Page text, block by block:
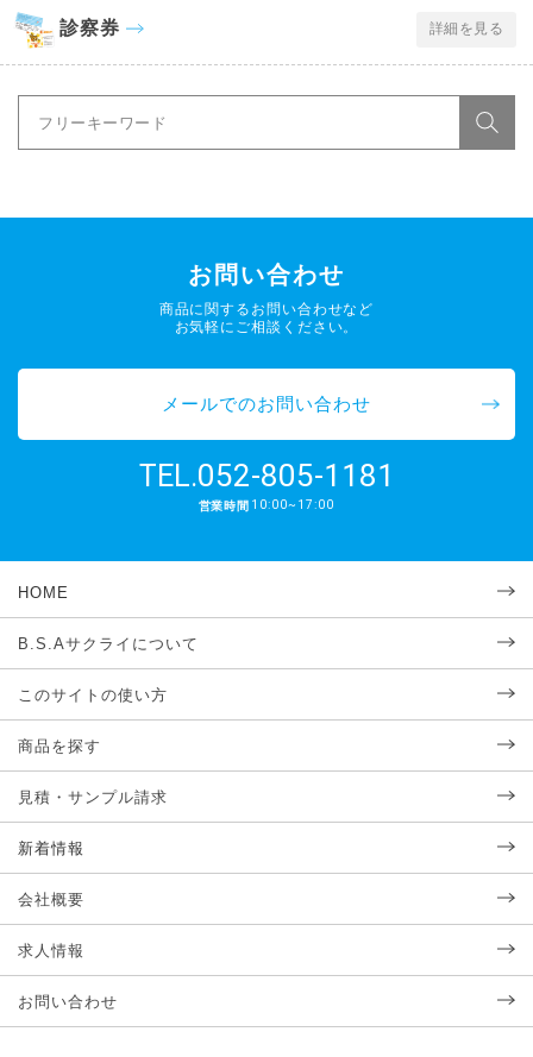
診察券 詳細を見る
お問い合わせ
商品に関するお問い合わせなど
お気軽にご相談ください。
メールでのお問い合わせ
TEL.052-805-1181
営業時間 10:00~17:00
HOME
B.S.Aサクライについて
このサイトの使い方
商品を探す
見積・サンプル請求
新着情報
会社概要
求人情報
お問い合わせ